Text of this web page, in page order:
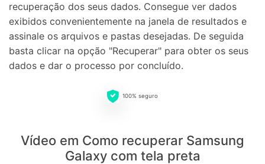
recuperação dos seus dados. Consegue ver dados
exibidos convenientemente na janela de resultados e
assinale os arquivos e pastas desejadas. De seguida
basta clicar na opção "Recuperar" para obter os seus
dados e dar o processo por concluído.
100% seguro
Vídeo em Como recuperar Samsung
Galaxy com tela preta